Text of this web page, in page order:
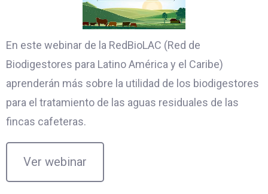
En este webinar de la RedBioLAC (Red de
Biodigestores para Latino América y el Caribe)
aprenderán más sobre la utilidad de los biodigestores
para el tratamiento de las aguas residuales de las
fincas cafeteras.
Ver webinar